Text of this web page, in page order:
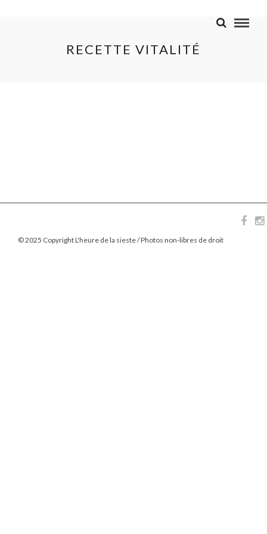
RECETTE VITALITÉ
© 2025 Copyright L'heure de la sieste / Photos non-libres de droit